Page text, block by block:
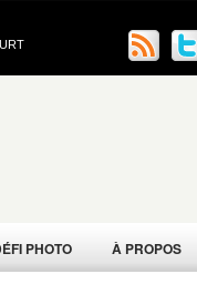
PHOTO À PROPOS